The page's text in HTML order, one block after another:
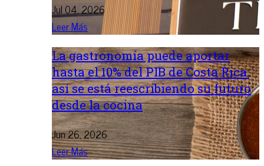
Jul 04, 2026
Leer Más
La gastronomía puede aportar
hasta el 10% del PIB de Costa Rica:
así se está reescribiendo su futuro
desde la cocina
Jun 26, 2026
Leer Más